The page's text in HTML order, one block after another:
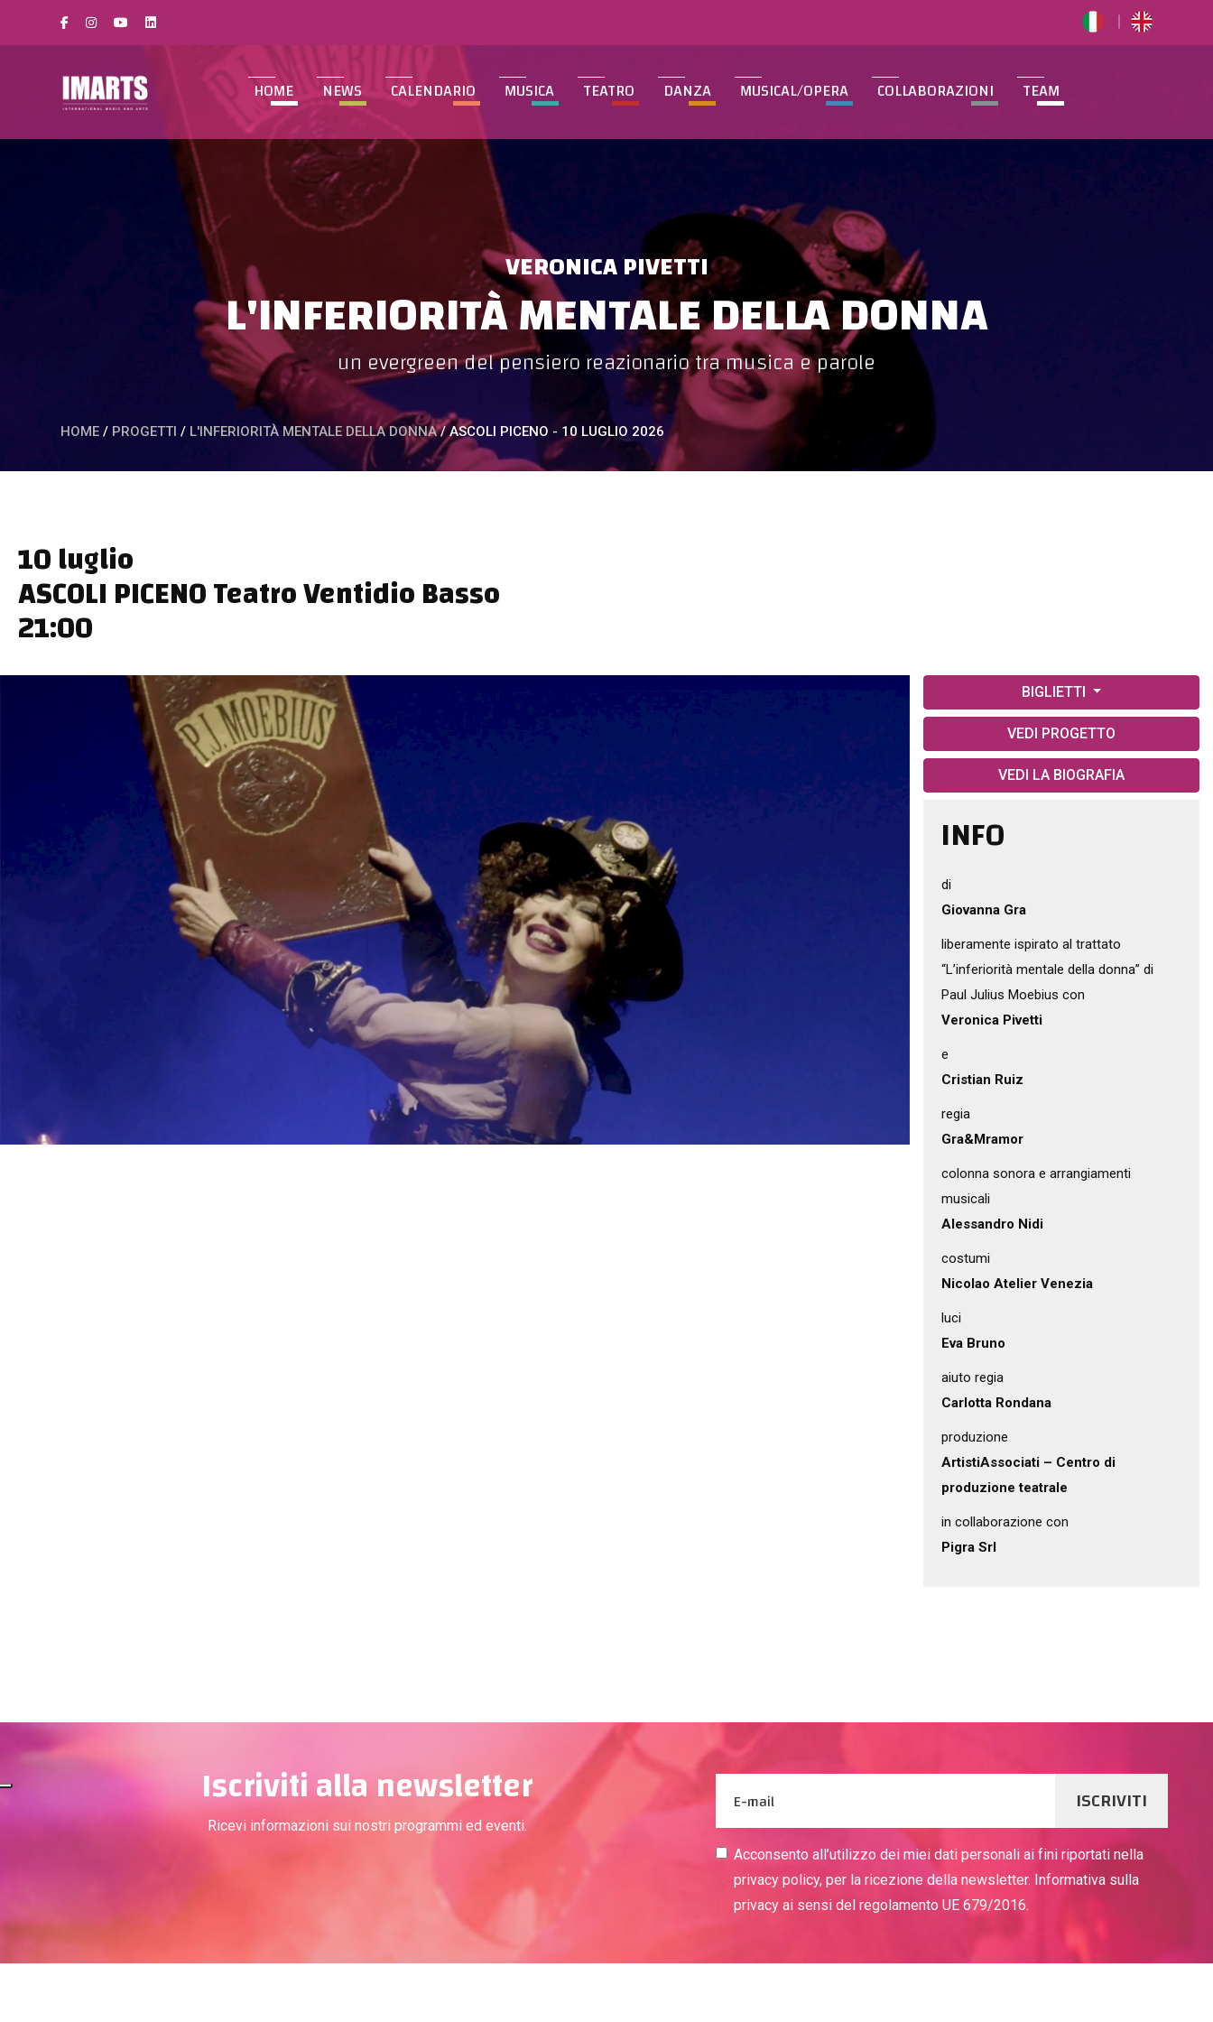
HOME NEWS CALENDARIO MUSICA TEATRO DANZA MUSICAL/OPERA COLLABORAZIONI TEAM
VERONICA PIVETTI
L'INFERIORITÀ MENTALE DELLA DONNA
un evergreen del pensiero reazionario tra musica e parole
HOME / PROGETTI / L'INFERIORITÀ MENTALE DELLA DONNA / ASCOLI PICENO - 10 LUGLIO 2026
10 luglio
ASCOLI PICENO Teatro Ventidio Basso
21:00
BIGLIETTI
VEDI PROGETTO
VEDI LA BIOGRAFIA
INFO
di
Giovanna Gra
liberamente ispirato al trattato
“L’inferiorità mentale della donna” di
Paul Julius Moebius con
Veronica Pivetti
e
Cristian Ruiz
regia
Gra&Mramor
colonna sonora e arrangiamenti
musicali
Alessandro Nidi
costumi
Nicolao Atelier Venezia
luci
Eva Bruno
aiuto regia
Carlotta Rondana
produzione
ArtistiAssociati – Centro di
produzione teatrale
in collaborazione con
Pigra Srl
Iscriviti alla newsletter
Ricevi informazioni sui nostri programmi ed eventi.
ISCRIVITI
Acconsento all’utilizzo dei miei dati personali ai fini riportati nella
privacy policy, per la ricezione della newsletter. Informativa sulla
privacy ai sensi del regolamento UE 679/2016.